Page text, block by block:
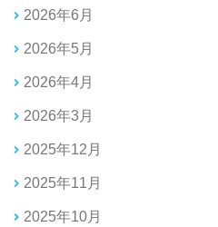
2026年6月
2026年5月
2026年4月
2026年3月
2025年12月
2025年11月
2025年10月